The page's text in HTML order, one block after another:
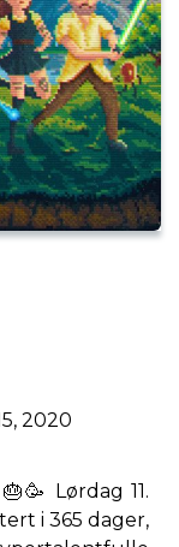
2020
Lørdag 11.
i 365 dager,